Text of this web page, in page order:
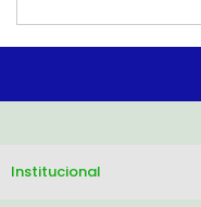
Institucional